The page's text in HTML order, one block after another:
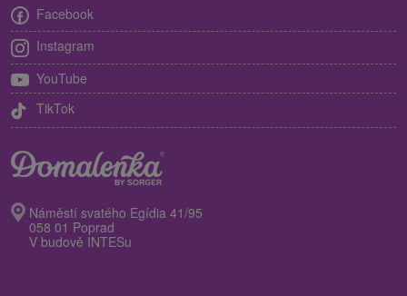
Facebook
Instagram
YouTube
TikTok
Náměstí svatého Egídia 41/95
058 01 Poprad
V budově INTESu